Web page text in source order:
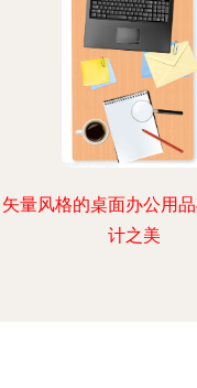
矢量风格的桌面办公用
计之美